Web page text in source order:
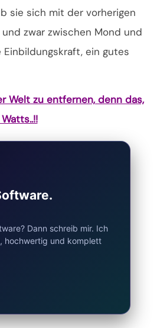
sie sich mit der vorherigen
und zwar zwischen Mond und
ein gutes
Welt zu entfernen, denn das,
Dann schreib mir. Ich
hochwertig und komplett